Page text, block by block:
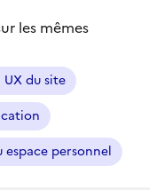
les mêmes
UX du site
personnel